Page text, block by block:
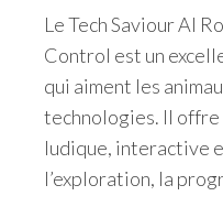
Le Tech Saviour AI
Control est un
qui aiment les
technologies. Il offre
ludique, interactive
l’exploration, la